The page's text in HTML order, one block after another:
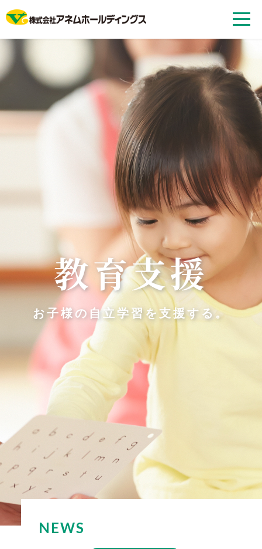
教育支援
お子様の自立学習を支援する。
NEWS